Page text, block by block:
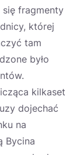
się fragmenty
której
tam
było
kilkaset
dojechać
na
Bycina